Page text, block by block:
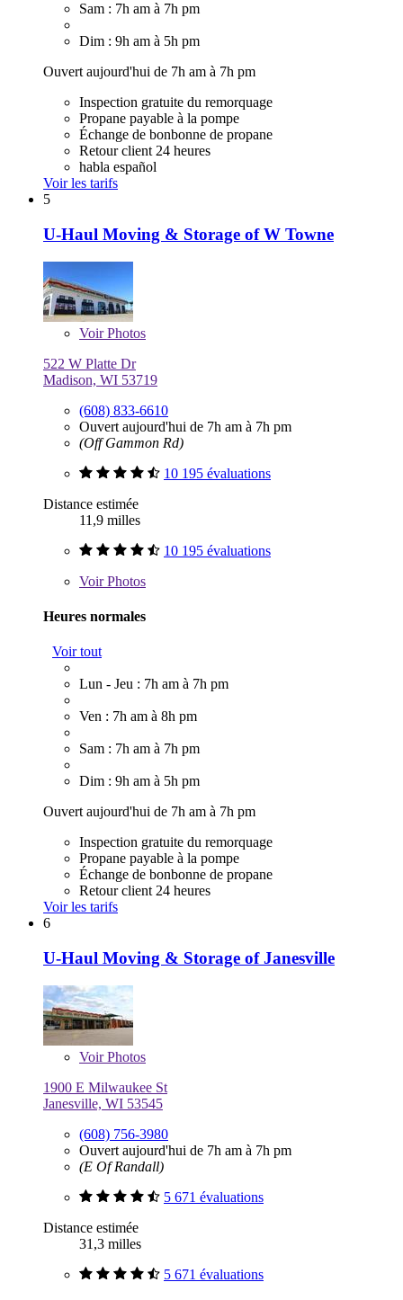
Sam : 7h am à 7h pm
Dim : 9h am à 5h pm
Ouvert aujourd'hui de 7h am à 7h pm
Inspection gratuite du remorquage
Propane payable à la pompe
Échange de bonbonne de propane
Retour client 24 heures
habla español
Voir les tarifs
5
U-Haul Moving & Storage of W Towne
VoirPhotos
522 W Platte Dr
Madison, WI 53719
(608) 833-6610
Ouvert aujourd'hui de 7h am à 7h pm
(Off Gammon Rd)
10 195 évaluations
Distance estimée
11,9 milles
10 195 évaluations
VoirPhotos
Heures normales
Voir tout
Lun - Jeu : 7h am à 7h pm
Ven : 7h am à 8h pm
Sam : 7h am à 7h pm
Dim : 9h am à 5h pm
Ouvert aujourd'hui de 7h am à 7h pm
Inspection gratuite du remorquage
Propane payable à la pompe
Échange de bonbonne de propane
Retour client 24 heures
Voir les tarifs
6
U-Haul Moving & Storage of Janesville
VoirPhotos
1900 E Milwaukee St
Janesville, WI 53545
(608) 756-3980
Ouvert aujourd'hui de 7h am à 7h pm
(E Of Randall)
5 671 évaluations
Distance estimée
31,3 milles
5 671 évaluations